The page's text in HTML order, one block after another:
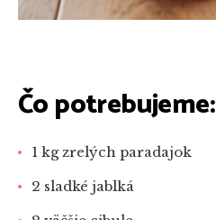
Čo potrebujeme:
1 kg zrelých paradajok
2 sladké jablká